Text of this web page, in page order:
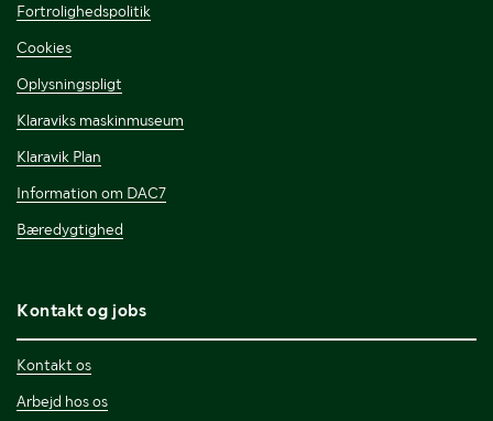
Fortrolighedspolitik
Cookies
Oplysningspligt
Klaraviks maskinmuseum
Klaravik Plan
Information om DAC7
Bæredygtighed
Kontakt og jobs
Kontakt os
Arbejd hos os